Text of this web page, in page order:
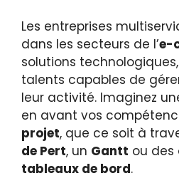
Les entreprises
dans les secteurs de l’e-
solutions
talents capables de
leur activité. Imaginez
en avant vos
projet, que ce soit à
de Pert, un Gantt ou des
tableaux de bord.